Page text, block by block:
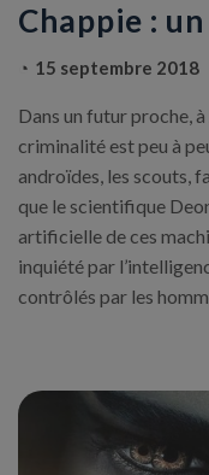
Chappie :
15 septembre 2018
Dans un futur proche,
criminalité est peu à
androïdes, les scouts,
que le scientifique
artificielle de ces
inquiété par
contrôlés par les